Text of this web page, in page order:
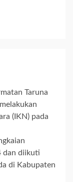
Taruna
(IKN) pada
dan diikuti
di Kabupaten